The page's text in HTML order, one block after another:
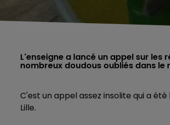
L'enseigne a lancé un appel sur
nombreux doudous oubliés dans le
C'est un appel assez insolite qui a
Lille.